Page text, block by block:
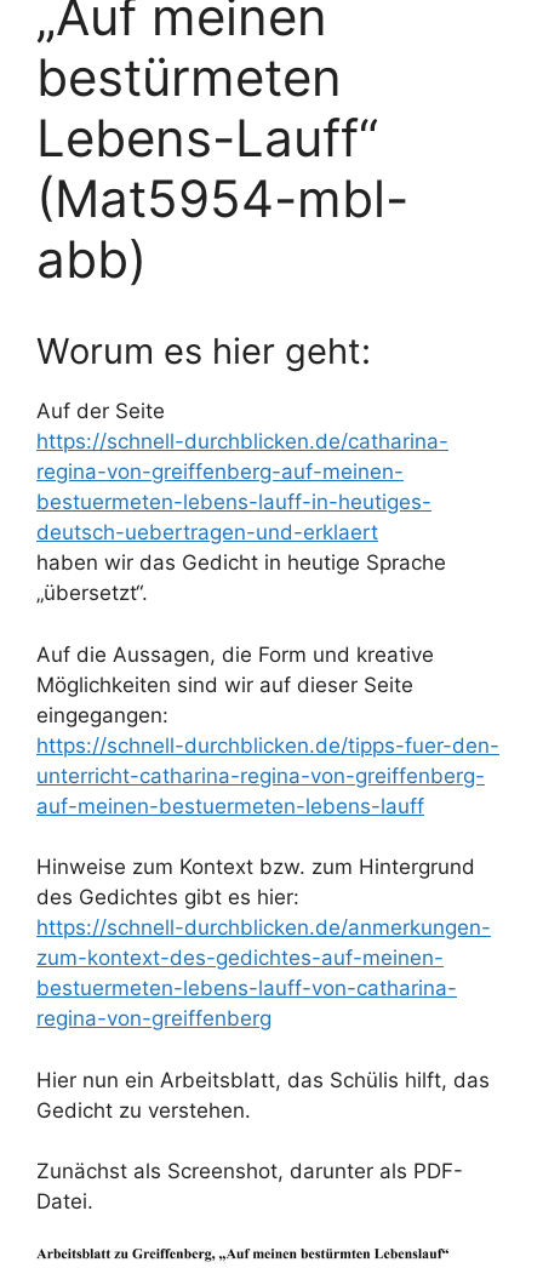
„Auf meinen
bestürmeten
Lebens-Lauff“
(Mat5954-mbl-
abb)
Worum es hier geht:
Auf der Seite
https://schnell-durchblicken.de/catharina-
regina-von-greiffenberg-auf-meinen-
bestuermeten-lebens-lauff-in-heutiges-
deutsch-uebertragen-und-erklaert
haben wir das Gedicht in heutige Sprache
„übersetzt“.
Auf die Aussagen, die Form und kreative
Möglichkeiten sind wir auf dieser Seite
eingegangen:
https://schnell-durchblicken.de/tipps-fuer-den-
unterricht-catharina-regina-von-greiffenberg-
auf-meinen-bestuermeten-lebens-lauff
Hinweise zum Kontext bzw. zum Hintergrund
des Gedichtes gibt es hier:
https://schnell-durchblicken.de/anmerkungen-
zum-kontext-des-gedichtes-auf-meinen-
bestuermeten-lebens-lauff-von-catharina-
regina-von-greiffenberg
Hier nun ein Arbeitsblatt, das Schülis hilft, das
Gedicht zu verstehen.
Zunächst als Screenshot, darunter als PDF-
Datei.